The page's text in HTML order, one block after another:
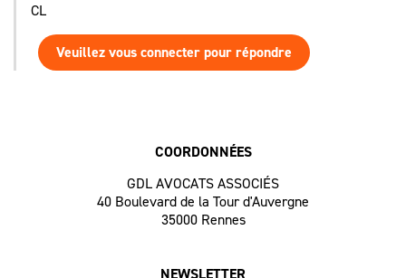
CL
Veuillez vous connecter pour répondre
COORDONNÉES
GDL AVOCATS ASSOCIÉS
40 Boulevard de la Tour d'Auvergne
35000 Rennes
NEWSLETTER